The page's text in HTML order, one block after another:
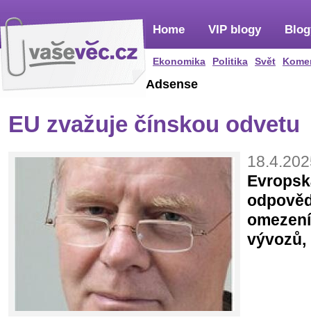
Home
Ekonomika Politika Svět
VIP blogy
Adsense
EU zvažuje čínskou odvetu
vývozů,